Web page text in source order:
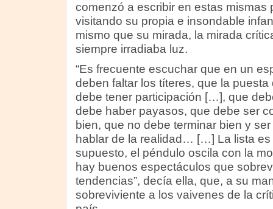
comenzó a escribir en estas mismas
visitando su propia e insondable
mismo que su mirada, la mirada
siempre irradiaba luz.
“Es frecuente escuchar que en un
deben faltar los títeres, que la
debe tener participación […], que
debe haber payasos, que debe ser
bien, que no debe terminar bien y
hablar de la realidad… […] La lista es
supuesto, el péndulo oscila con la
hay buenos espectáculos que
tendencias”, decía ella, que, a su
sobreviviente a los vaivenes de la